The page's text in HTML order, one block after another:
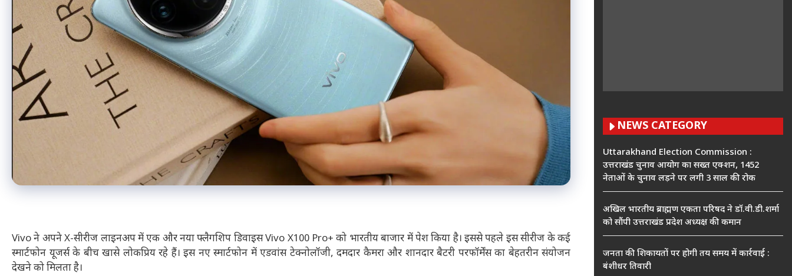
Vivo ने अपने X-सीरीज लाइनअप में एक और नया फ्लैगशिप डिवाइस Vivo X100 Pro+ को भारतीय बाजार में पेश किया है। इससे पहले इस सीरीज के कई
स्मार्टफोन यूजर्स के बीच खासे लोकप्रिय रहे हैं। इस नए स्मार्टफोन में एडवांस टेक्नोलॉजी, दमदार कैमरा और शानदार बैटरी परफॉर्मेंस का बेहतरीन संयोजन
देखने को मिलता है।
NEWS CATEGORY
Uttarakhand Election Commission :
उत्तराखंड चुनाव आयोग का सख्त एक्शन, 1452
नेताओं के चुनाव लड़ने पर लगी 3 साल की रोक
अखिल भारतीय ब्राह्मण एकता परिषद ने डॉ.वी.डी.शर्मा
को सौंपी उत्तराखंड प्रदेश अध्यक्ष की कमान
जनता की शिकायतों पर होगी तय समय में कार्रवाई :
बंशीधर तिवारी